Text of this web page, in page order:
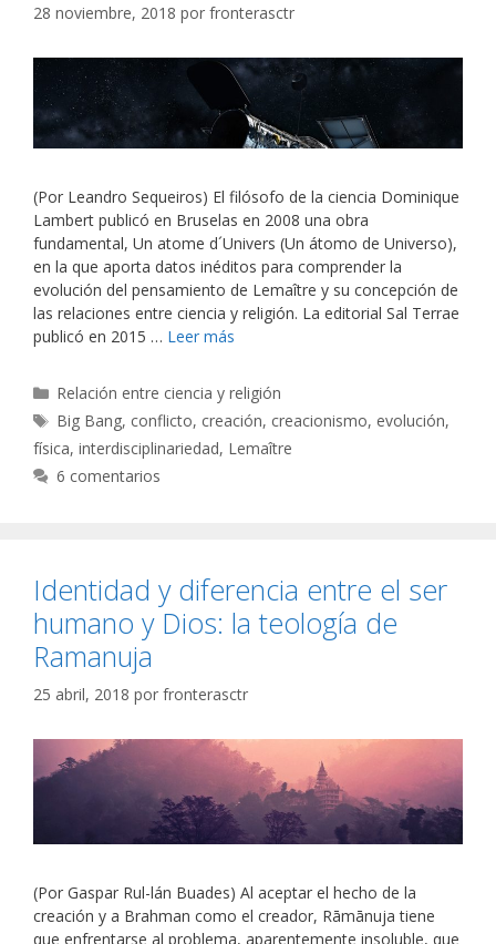
28 noviembre, 2018 por fronterasctr
(Por Leandro Sequeiros) El filósofo de la ciencia Dominique
Lambert publicó en Bruselas en 2008 una obra
fundamental, Un atome d´Univers (Un átomo de Universo),
en la que aporta datos inéditos para comprender la
evolución del pensamiento de Lemaître y su concepción de
las relaciones entre ciencia y religión. La editorial Sal Terrae
publicó en 2015 … Leer más
Categorías
Relación entre ciencia y religión
Etiquetas
Big Bang, conflicto, creación, creacionismo, evolución,
física, interdisciplinariedad, Lemaître
6 comentarios
Identidad y diferencia entre el ser
humano y Dios: la teología de
Ramanuja
25 abril, 2018 por fronterasctr
(Por Gaspar Rul-lán Buades) Al aceptar el hecho de la
creación y a Brahman como el creador, Rāmānuja tiene
que enfrentarse al problema, aparentemente insoluble, que